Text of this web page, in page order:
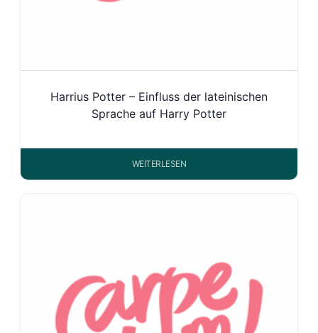
Harrius Potter – Einfluss der lateinischen
Sprache auf Harry Potter
WEITERLESEN